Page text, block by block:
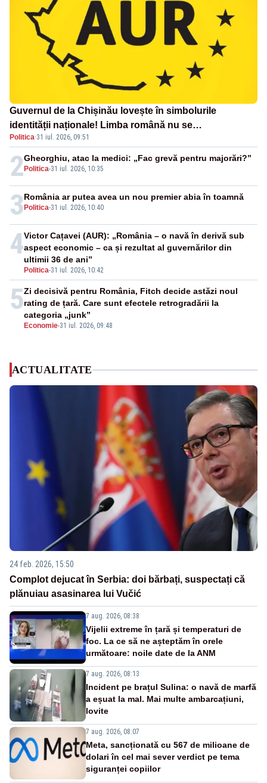
Guvernul de la Chișinău lovește în simbolurile
identității naționale! Limba română nu se
economisește! Limba română se sărbătorește!
Politica·31 iul. 2026, 09:51
2 Politica-31 iul. 2026, 10:35
Gheorghiu, atac la medici: „Fac grevă pentru majorări?”
3 Politica-31 iul. 2026, 10:40
România ar putea avea un nou premier abia în toamnă
4
Politica-31 iul. 2026, 10:42
Victor Cațavei (AUR): „România – o navă în derivă sub
aspect economic – ca și rezultat al guvernărilor din
ultimii 36 de ani”
5
Economie-31 iul. 2026, 09:48
Zi decisivă pentru România, Fitch decide astăzi noul
rating de țară. Care sunt efectele retrogradării la
categoria „junk”
ACTUALITATE
24 feb. 2026, 15:50
Complot dejucat în Serbia: doi bărbați, suspectați că
plănuiau asasinarea lui Vučić
7 aug. 2026, 08:38
Vijelii extreme în țară și temperaturi de
foc. La ce să ne așteptăm în orele
următoare: noile date de la ANM
7 aug. 2026, 08:13
Incident pe brațul Sulina: o navă de marfă
a eșuat la mal. Mai multe ambarcațiuni,
lovite
7 aug. 2026, 08:07
Meta, sancționată cu 567 de milioane de
dolari în cel mai sever verdict pe tema
siguranței copiilor